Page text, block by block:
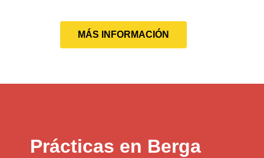
MÁS INFORMACIÓN
Prácticas en Berga